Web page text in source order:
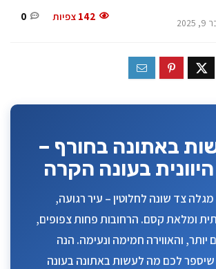
142 צפיות 0
באתונה בחורף –
בעונה הקרה
צד שונה לחלוטין – עיר רגועה,
ומלאת קסם. הרחובות פחות צפופים,
יותר, והאווירה חמימה ונעימה. הנה
שיספר לכם מה לעשות באתונה בעונה